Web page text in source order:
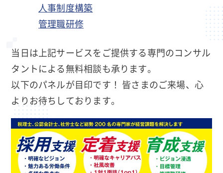
人事制度構築
管理職研修
当日は上記サービスをご提供する専門のコンサル
タントによる無料相談も承ります。
以下のパネルが目印です！ 皆さまのご来場、心
よりお待ちしております。